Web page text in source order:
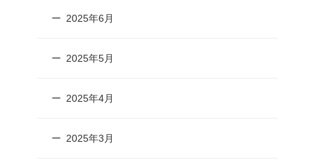
2025年6月
2025年5月
2025年4月
2025年3月